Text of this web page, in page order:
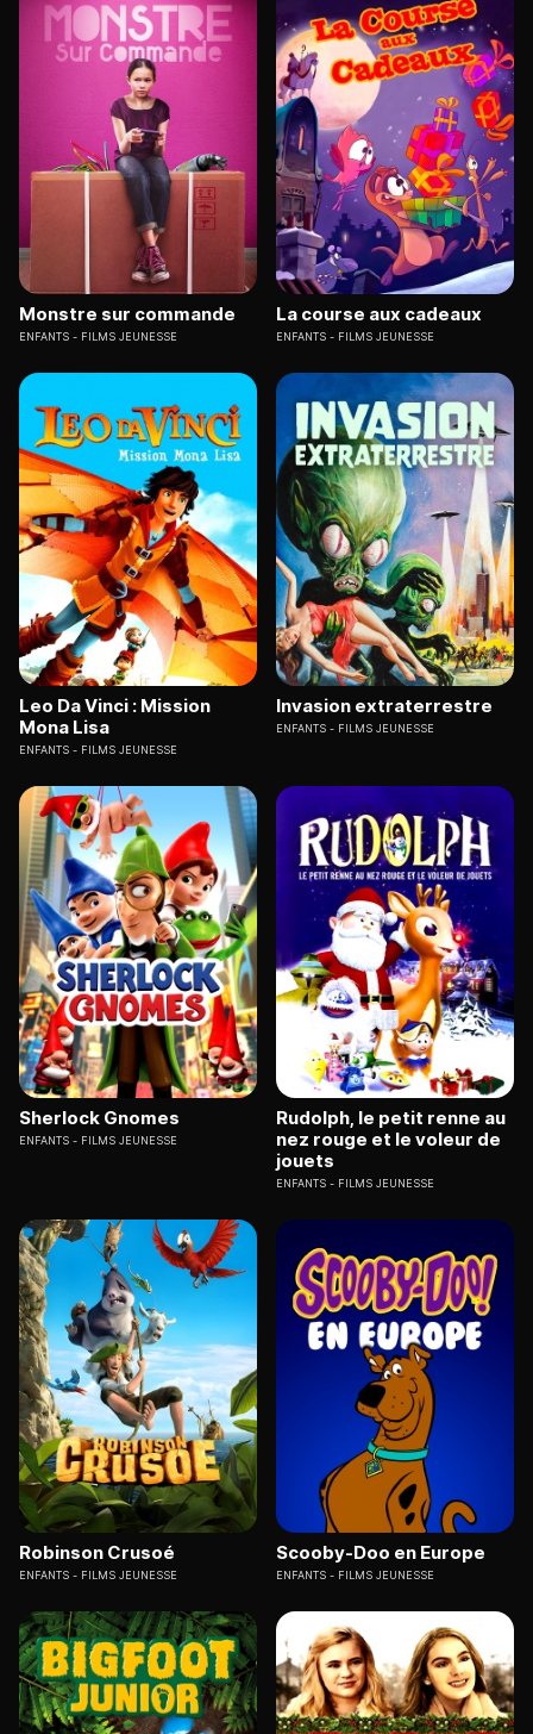
Monstre sur commande
ENFANTS FILMS JEUNESSE
La course aux cadeaux
ENFANTS FILMS JEUNESSE
Leo Da Vinci : Mission
Mona Lisa
ENFANTS FILMS JEUNESSE
Invasion extraterrestre
ENFANTS FILMS JEUNESSE
Sherlock Gnomes
ENFANTS FILMS JEUNESSE
Rudolph, le petit renne au
nez rouge et le voleur de
jouets
ENFANTS FILMS JEUNESSE
Robinson Crusoé
ENFANTS FILMS JEUNESSE
Scooby-Doo en Europe
ENFANTS FILMS JEUNESSE